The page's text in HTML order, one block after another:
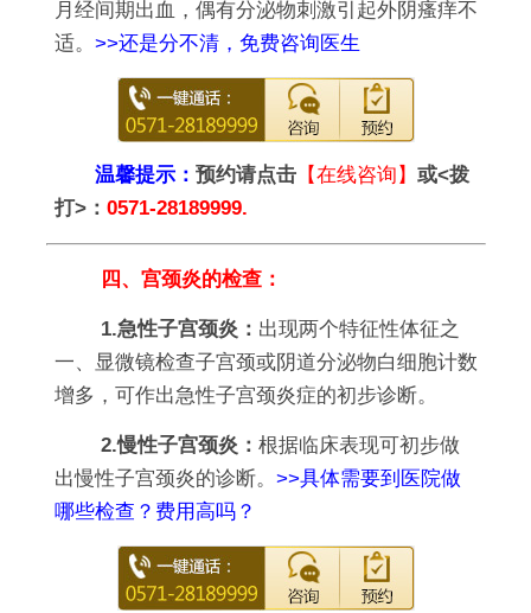
月经间期出血，偶有分泌物刺激引起外阴瘙痒不
适。 >>还是分不清，免费咨询医生
温馨提示： 预约请点击【在线咨询】 或<拨
打>： 0571-28189999.
四、宫颈炎的检查：
1.急性子宫颈炎： 出现两个特征性体征之
一、显微镜检查子宫颈或阴道分泌物白细胞计数
增多，可作出急性子宫颈炎症的初步诊断。
2.慢性子宫颈炎： 根据临床表现可初步做
出慢性子宫颈炎的诊断。 >>具体需要到医院做
哪些检查？费用高吗？